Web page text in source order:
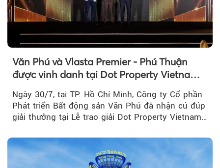
Văn Phú và Vlasta Premier - Phú Thuận
được vinh danh tại Dot Property Vietnam
Ngày 30/7, tại TP. Hồ Chí Minh, Công ty Cổ phần
Phát triển Bất động sản Văn Phú đã nhận cú đúp
giải thưởng tại Lễ trao giải Dot Property Vietnam